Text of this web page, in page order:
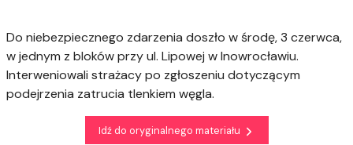
Do niebezpiecznego zdarzenia doszło w środę, 3 czerwca,
w jednym z bloków przy ul. Lipowej w Inowrocławiu.
Interweniowali strażacy po zgłoszeniu dotyczącym
podejrzenia zatrucia tlenkiem węgla.
Idź do oryginalnego materiału